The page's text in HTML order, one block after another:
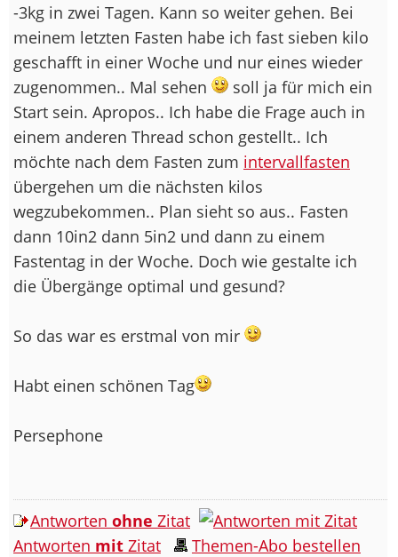
-3kg in zwei Tagen. Kann so weiter gehen. Bei
meinem letzten Fasten habe ich fast sieben kilo
geschafft in einer Woche und nur eines wieder
zugenommen.. Mal sehen
soll ja für mich ein
Start sein. Apropos.. Ich habe die Frage auch in
einem anderen Thread schon gestellt.. Ich
möchte nach dem Fasten zum intervallfasten
übergehen um die nächsten kilos
wegzubekommen.. Plan sieht so aus.. Fasten
dann 10in2 dann 5in2 und dann zu einem
Fastentag in der Woche. Doch wie gestalte ich
die Übergänge optimal und gesund?
So das war es erstmal von mir
Habt einen schönen Tag
Persephone
Antworten ohne Zitat
Antworten mit Zitat Themen-Abo bestellen